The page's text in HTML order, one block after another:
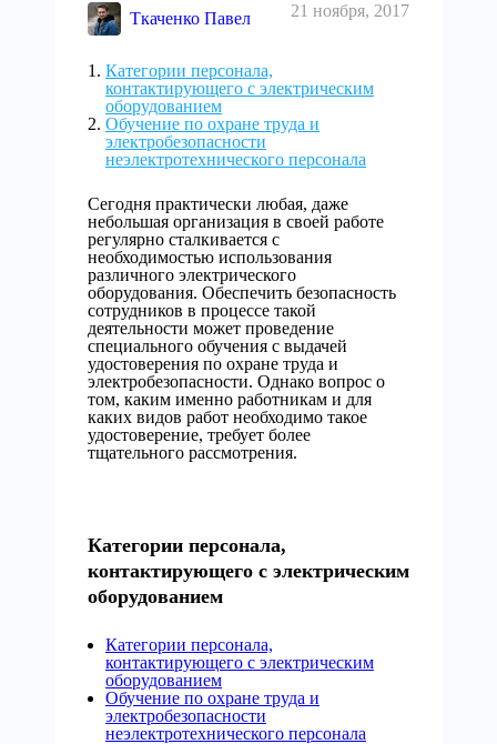
Ткаченко Павел 21 ноября, 2017
Категории персонала,
контактирующего с электрическим
оборудованием
Обучение по охране труда и
электробезопасности
неэлектротехнического персонала
Сегодня практически любая, даже
небольшая организация в своей работе
регулярно сталкивается с
необходимостью использования
различного электрического
оборудования. Обеспечить безопасность
сотрудников в процессе такой
деятельности может проведение
специального обучения с выдачей
удостоверения по охране труда и
электробезопасности. Однако вопрос о
том, каким именно работникам и для
каких видов работ необходимо такое
удостоверение, требует более
тщательного рассмотрения.
Категории персонала,
контактирующего с электрическим
оборудованием
Категории персонала,
контактирующего с электрическим
оборудованием
Обучение по охране труда и
электробезопасности
неэлектротехнического персонала